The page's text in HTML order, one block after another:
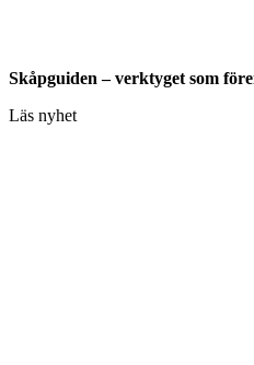
Skåpguiden – verktyget som
Läs nyhet